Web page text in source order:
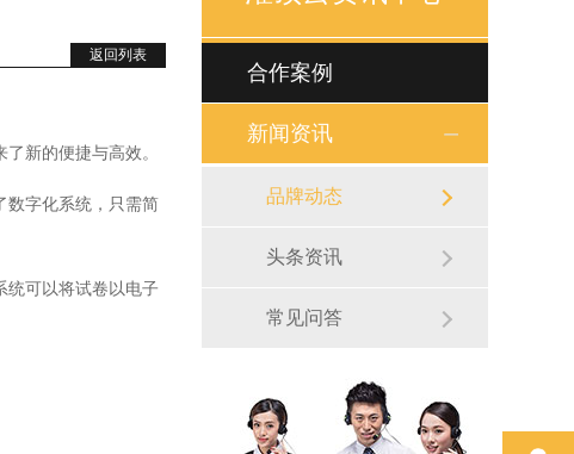
返回列表
新的便捷与高效。
字化系统，只需简
可以将试卷以电子
合作案例
新闻资讯
品牌动态
头条资讯
常见问答